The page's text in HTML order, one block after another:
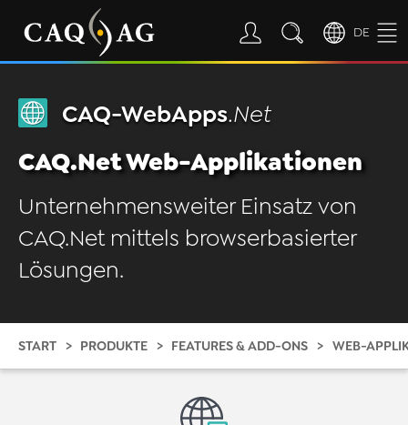
DE
CAQ-WebApps.Net
CAQ.Net Web-Applikationen
Unternehmensweiter Einsatz von
CAQ.Net mittels browserbasierter
Lösungen.
START PRODUKTE FEATURES & ADD-ONS WEB-